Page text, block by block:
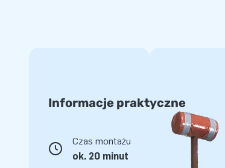
Klientom Najlepszy Dzień w Ich Życiu!
Zamów u Producenta Zamków
W JB Dmuchańce specjalizujemy się w
dmuchanych, które gwarantują zabawę i
Informacje praktyczne
Czas montażu
ok. 20 minut